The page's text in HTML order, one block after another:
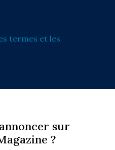
termes et les
sur
?